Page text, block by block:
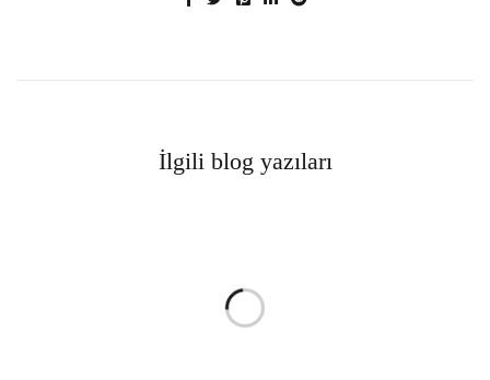
İlgili blog yazıları